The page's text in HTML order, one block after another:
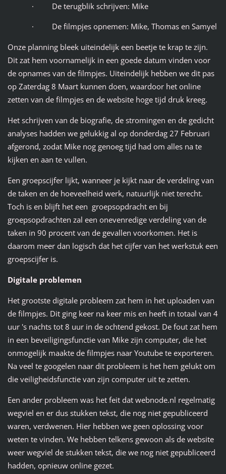
· De terugblik schrijven: Mike
· De filmpjes opnemen: Mike, Thomas en Samyel
Onze planning bleek uiteindelijk een beetje te krap te zijn.
Dit zat hem voornamelijk in een goede datum vinden voor
de opnames van de filmpjes. Uiteindelijk hebben we dit pas
op Zaterdag 8 Maart kunnen doen, waardoor het online
zetten van de filmpjes en de website hoge tijd druk kreeg.
Het schrijven van de biografie, de stromingen en de gedicht
analyses hadden we gelukkig al op donderdag 27 Februari
afgerond, zodat Mike nog genoeg tijd had om alles na te
kijken en aan te vullen.
Een groepscijfer lijkt, wanneer je kijkt naar de verdeling van
de taken en de hoeveelheid werk, natuurlijk niet terecht.
Toch is en blijft het een groepsopdracht en bij
groepsopdrachten zal een onevenredige verdeling van de
taken in 90 procent van de gevallen voorkomen. Het is
daarom meer dan logisch dat het cijfer van het werkstuk een
groepscijfer is.
Digitale problemen
Het grootste digitale probleem zat hem in het uploaden van
de filmpjes. Dit ging keer na keer mis en heeft in totaal van 4
uur 's nachts tot 8 uur in de ochtend gekost. De fout zat hem
in een beveiligingsfunctie van Mike zijn computer, die het
onmogelijk maakte de filmpjes naar Youtube te exporteren.
Na veel te googelen naar dit probleem is het hem gelukt om
die veiligheidsfunctie van zijn computer uit te zetten.
Een ander probleem was het feit dat webnode.nl regelmatig
wegviel en er dus stukken tekst, die nog niet gepubliceerd
waren, verdwenen. Hier hebben we geen oplossing voor
weten te vinden. We hebben telkens gewoon als de website
weer wegviel de stukken tekst, die we nog niet gepubliceerd
hadden, opnieuw online gezet.